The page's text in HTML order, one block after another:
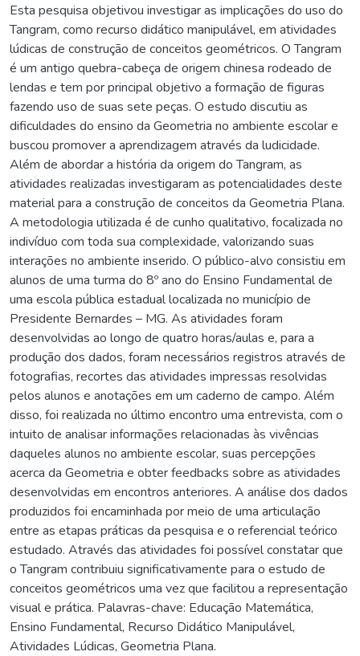
Esta pesquisa objetivou investigar as implicações do uso do
Tangram, como recurso didático manipulável, em atividades
lúdicas de construção de conceitos geométricos. O Tangram
é um antigo quebra-cabeça de origem chinesa rodeado de
lendas e tem por principal objetivo a formação de figuras
fazendo uso de suas sete peças. O estudo discutiu as
dificuldades do ensino da Geometria no ambiente escolar e
buscou promover a aprendizagem através da ludicidade.
Além de abordar a história da origem do Tangram, as
atividades realizadas investigaram as potencialidades deste
material para a construção de conceitos da Geometria Plana.
A metodologia utilizada é de cunho qualitativo, focalizada no
indivíduo com toda sua complexidade, valorizando suas
interações no ambiente inserido. O público-alvo consistiu em
alunos de uma turma do 8º ano do Ensino Fundamental de
uma escola pública estadual localizada no município de
Presidente Bernardes – MG. As atividades foram
desenvolvidas ao longo de quatro horas/aulas e, para a
produção dos dados, foram necessários registros através de
fotografias, recortes das atividades impressas resolvidas
pelos alunos e anotações em um caderno de campo. Além
disso, foi realizada no último encontro uma entrevista, com o
intuito de analisar informações relacionadas às vivências
daqueles alunos no ambiente escolar, suas percepções
acerca da Geometria e obter feedbacks sobre as atividades
desenvolvidas em encontros anteriores. A análise dos dados
produzidos foi encaminhada por meio de uma articulação
entre as etapas práticas da pesquisa e o referencial teórico
estudado. Através das atividades foi possível constatar que
o Tangram contribuiu significativamente para o estudo de
conceitos geométricos uma vez que facilitou a representação
visual e prática. Palavras-chave: Educação Matemática,
Ensino Fundamental, Recurso Didático Manipulável,
Atividades Lúdicas, Geometria Plana.